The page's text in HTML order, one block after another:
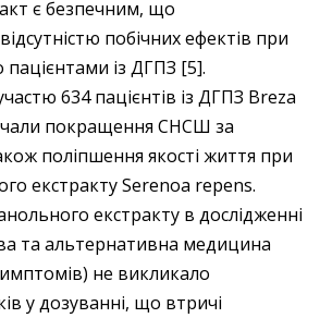
є безпечним, що
побічних ефектів при
пацієнтами із ДГПЗ [5].
634 пацієнтів із ДГПЗ Breza
покращення СНСШ за
поліпшення якості життя при
екстракту Serenoa repens.
екстракту в дослідженні
та альтернативна медицина
не викликало
у дозуванні, що втричі